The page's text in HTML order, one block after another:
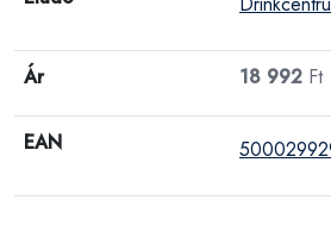
Ár 18 992 Ft
EAN